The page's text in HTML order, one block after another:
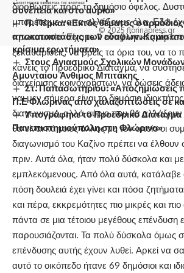
διορθώσεις προς το δημόσιο όφελος.
μπορέσαμε να τα αλλάξουμε όλα. Εδώ
πρωτοτυπία. Είχαμε 11 αναβλητικές
ξεκαθαρίσεις, να βρεις τα όρια του, να το
κάνεις το Προεδρικό Διάταγμα, να
διαχείρισης κοινοχρήστων, να δώσεις
ναι μεν σήμερα είναι το δημόσιο
διαγωνισμό, αλλά αύριο που θα αλλάξουν
θα είναι κάποιος άλλος με τον οποίο οι
διαγωνισμό του Καζίνο πρέπει να
πριν. Αυτά όλα, ήταν πολύ δύσκολα και
εμπλεκόμενους. Από όλα αυτά, κατάλαβε
πόση δουλειά έχει γίνει και πόσα
και πέρα, εκκρεμότητες πιο μικρές και
πάντα σε μια τέτοιου μεγέθους επένδυση
παρουσιάζονται. Τα πολύ δύσκολα όμως
επένδυσης αυτής έχουν λυθεί. Αρκεί να
αυτό το οικόπεδο ήτανε 69 δημόσιοι και
συνέπεια και στο αύριο»
Π. Πέρκα: «Εκτός θέματος ο
αποκαταστάσεις των εδαφών. Καμία
κρίσιμα ερωτήματα»
Στους Αγιασμούς Σχολικών
Αμυνταίου Άνθιμος Μπιτάκης
Στ. Παπασωτηρίου: «Αποζημιώσεις
Π.Ε Φλώρινας από χαλαζοπτώσεις σε
Υπογράφηκε το Προεδρικό Διάταγμα
Πανεπιστημιούπολη στη Φλώρινα»
© 2025 florinapress.gr